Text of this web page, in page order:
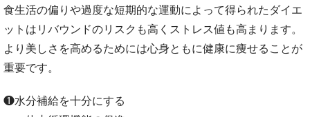
食生活の偏りや過度な短期的な運動によって得られたダイエ
ットはリバウンドのリスクも高くストレス値も高まります。
より美しさを高めるためには心身ともに健康に痩せることが
重要です。
❶水分補給を十分にする